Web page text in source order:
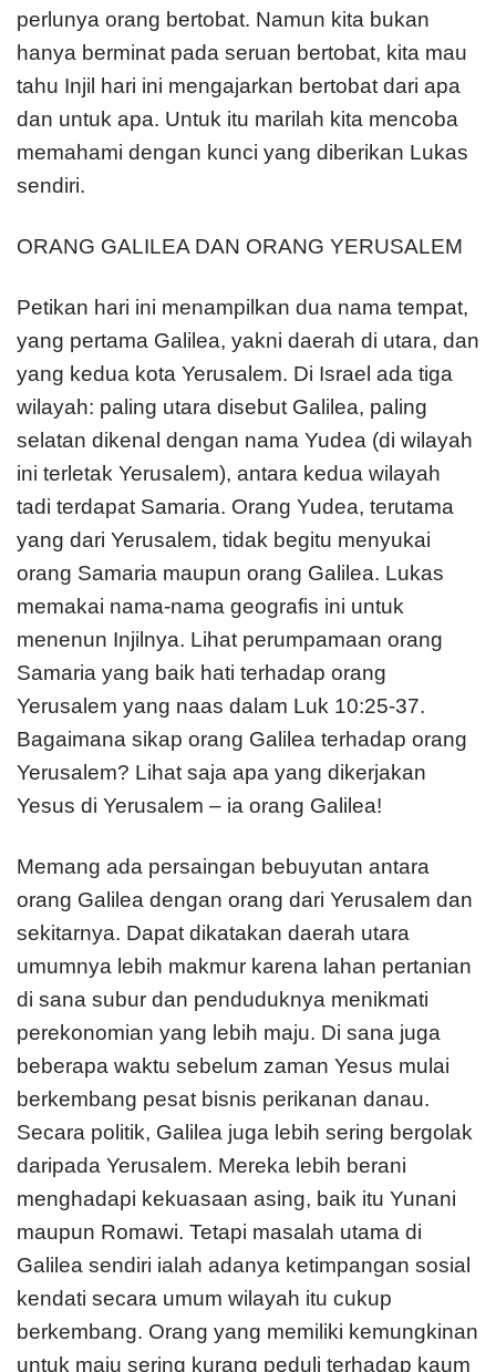
perlunya orang bertobat. Namun kita bukan
hanya berminat pada seruan bertobat, kita mau
tahu Injil hari ini mengajarkan bertobat dari apa
dan untuk apa. Untuk itu marilah kita mencoba
memahami dengan kunci yang diberikan Lukas
sendiri.
ORANG GALILEA DAN ORANG YERUSALEM
Petikan hari ini menampilkan dua nama tempat,
yang pertama Galilea, yakni daerah di utara, dan
yang kedua kota Yerusalem. Di Israel ada tiga
wilayah: paling utara disebut Galilea, paling
selatan dikenal dengan nama Yudea (di wilayah
ini terletak Yerusalem), antara kedua wilayah
tadi terdapat Samaria. Orang Yudea, terutama
yang dari Yerusalem, tidak begitu menyukai
orang Samaria maupun orang Galilea. Lukas
memakai nama-nama geografis ini untuk
menenun Injilnya. Lihat perumpamaan orang
Samaria yang baik hati terhadap orang
Yerusalem yang naas dalam Luk 10:25-37.
Bagaimana sikap orang Galilea terhadap orang
Yerusalem? Lihat saja apa yang dikerjakan
Yesus di Yerusalem – ia orang Galilea!
Memang ada persaingan bebuyutan antara
orang Galilea dengan orang dari Yerusalem dan
sekitarnya. Dapat dikatakan daerah utara
umumnya lebih makmur karena lahan pertanian
di sana subur dan penduduknya menikmati
perekonomian yang lebih maju. Di sana juga
beberapa waktu sebelum zaman Yesus mulai
berkembang pesat bisnis perikanan danau.
Secara politik, Galilea juga lebih sering bergolak
daripada Yerusalem. Mereka lebih berani
menghadapi kekuasaan asing, baik itu Yunani
maupun Romawi. Tetapi masalah utama di
Galilea sendiri ialah adanya ketimpangan sosial
kendati secara umum wilayah itu cukup
berkembang. Orang yang memiliki kemungkinan
untuk maju sering kurang peduli terhadap kaum